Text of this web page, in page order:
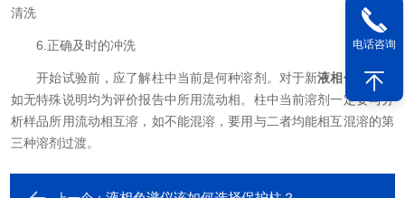
清洗
6.正确及时的冲洗
开始试验前，应了解柱中当前是何种溶剂。对于新液相色谱柱，
如无特殊说明均为评价报告中所用流动相。柱中当前溶剂一定要与分
析样品所用流动相互溶，如不能混溶，要用与二者均能相互混溶的第
三种溶剂过渡。
电话咨询